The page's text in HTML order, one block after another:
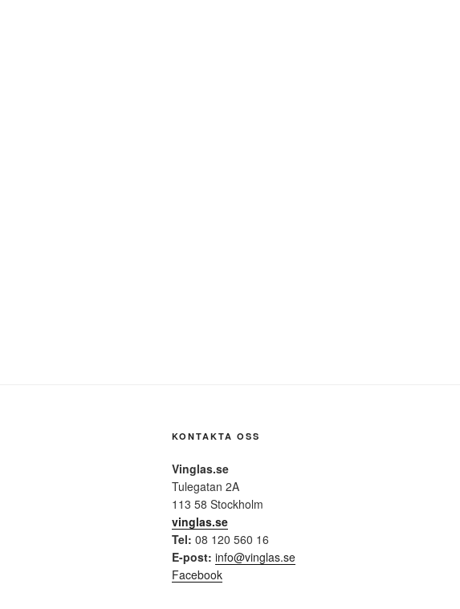
KONTAKTA OSS
Vinglas.se
Tulegatan 2A
113 58 Stockholm
vinglas.se
Tel: 08 120 560 16
E-post: info@vinglas.se
Facebook